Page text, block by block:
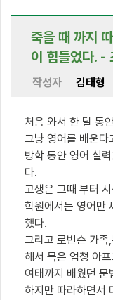
죽을 때 까지
이 힘들었다. -
작성자 김태형
처음 와서 한 달 동
그냥 영어를 배운다
방학 동안 영어 실
다.
고생은 그때 부터
학원에서는 영어만
했다.
그리고 로빈슨 가족
해서 목은 엄청 아
여태까지 배웠던
하지만 따라하면서